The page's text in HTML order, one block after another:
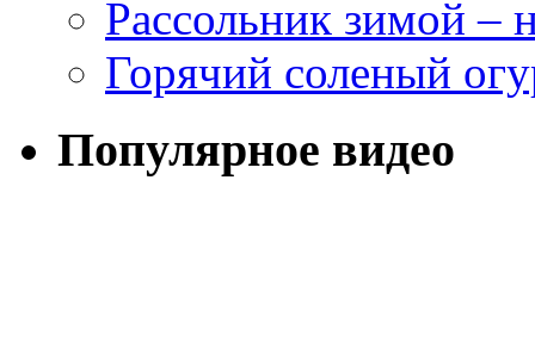
Рассольник зимой –
Горячий соленый
Популярное видео